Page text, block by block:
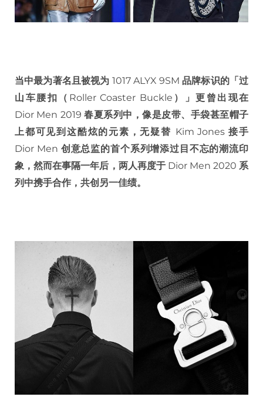
当中最为著名且被视为 1017 ALYX 9SM品牌标识的「过
山车腰扣（ Roller Coaster Buckle ）」更曾出现在
Dior Men 2019春夏系列中，像是皮带、手袋甚至帽子
上都可见到这酷炫的元素，无疑替 Kim Jones接手
Dior Men 创意总监的首个系列增添过目不忘的潮流印
象，然而在事隔一年后，两人再度于Dior Men 2020 系
列中携手合作，共创另一佳绩。